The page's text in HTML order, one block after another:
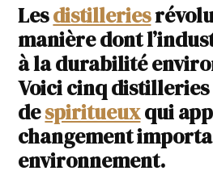
Lesdistilleries
manière dont
à la durabilité
Voici cinq
despiritueuxqui
changement
environnement.